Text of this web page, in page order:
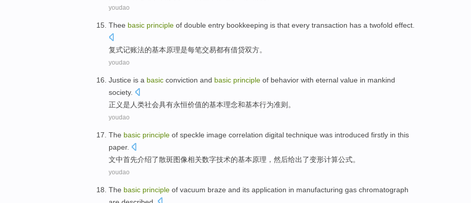
youdao
Thee basic principle of double entry bookkeeping is that every transaction has a twofold effect.
复式记账法的基本原理是每笔交易都有借贷双方。
youdao
Justice is a basic conviction and basic principle of behavior with eternal value in mankind
society.
正义是 人类社会具有永恒价值的基本理念和基本行为准则 。
youdao
The basic principle of speckle image correlation digital technique was introduced firstly in this
paper.
文中首先介绍了散斑图像相关数字技术的基本原理 ，然后给出了变形计算公式。
youdao
The basic principle of vacuum braze and its application in manufacturing gas chromatograph